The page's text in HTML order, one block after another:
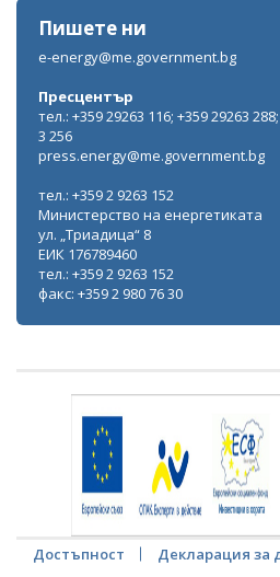
Пишете ни
e-energy@me.government.bg
Пресцентър
тел.: +359 29263 116; +359 29263
3 256
press.energy@me.government.bg
тел.: +359 2 9263 152
Министерство на енергетиката
ул. „Триадица“ 8
ЕИК 176789460
тел.: +359 2 9263 152
факс: +359 2 980 76 30
Достъпност
Декларация за